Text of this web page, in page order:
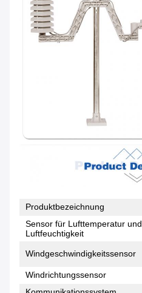
Produktbezeichnung
Sensor für Lufttemperatur und
Luftfeuchtigkeit
Windgeschwindigkeitssensor
Windrichtungssensor